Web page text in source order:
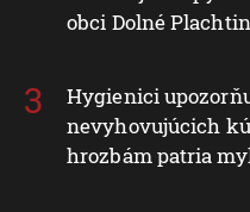
obci Dolné
Hygienici
nevyhovujúcich
hrozbám patria